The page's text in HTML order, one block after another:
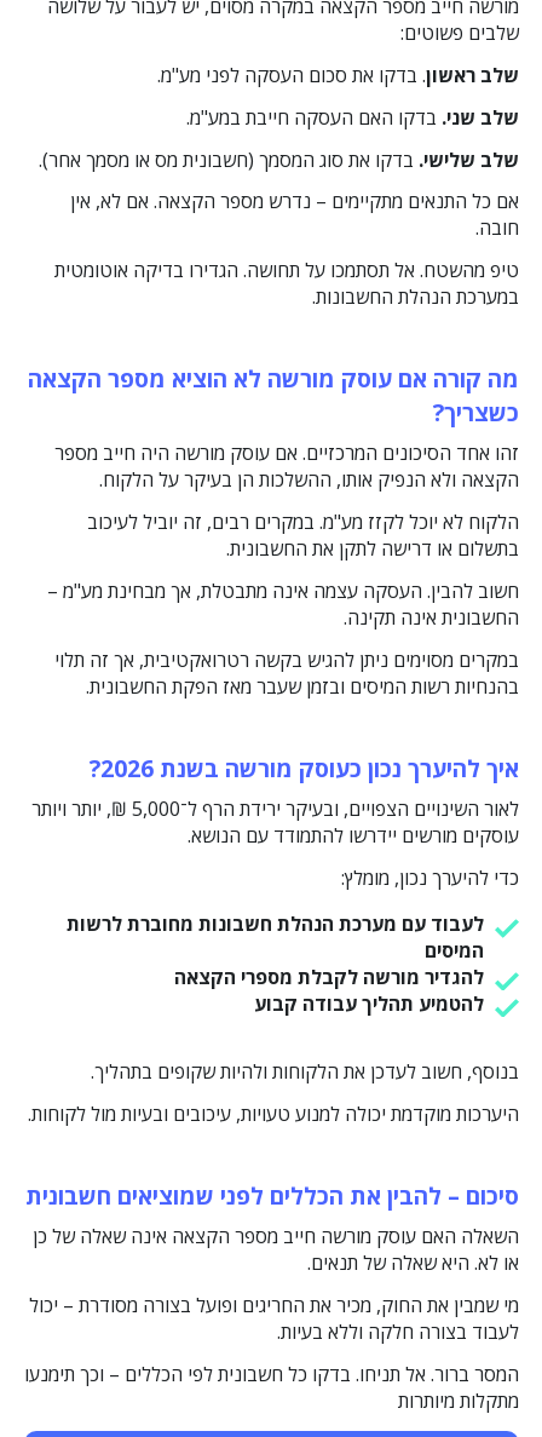
מורשה חייב מספר הקצאה במקרה מסוים, יש לעבור על שלושה
שלבים פשוטים:
שלב ראשון. בדקו את סכום העסקה לפני מע"מ.
שלב שני. בדקו האם העסקה חייבת במע"מ.
שלב שלישי. בדקו את סוג המסמך (חשבונית מס או מסמך אחר).
אם כל התנאים מתקיימים – נדרש מספר הקצאה. אם לא, אין
חובה.
טיפ מהשטח. אל תסתמכו על תחושה. הגדירו בדיקה אוטומטית
במערכת הנהלת החשבונות.
מה קורה אם עוסק מורשה לא הוציא מספר הקצאה
כשצריך?
זהו אחד הסיכונים המרכזיים. אם עוסק מורשה היה חייב מספר
הקצאה ולא הנפיק אותו, ההשלכות הן בעיקר על הלקוח.
הלקוח לא יוכל לקזז מע"מ. במקרים רבים, זה יוביל לעיכוב
בתשלום או דרישה לתקן את החשבונית.
חשוב להבין. העסקה עצמה אינה מתבטלת, אך מבחינת מע"מ –
החשבונית אינה תקינה.
במקרים מסוימים ניתן להגיש בקשה רטרואקטיבית, אך זה תלוי
בהנחיות רשות המיסים ובזמן שעבר מאז הפקת החשבונית.
איך להיערך נכון כעוסק מורשה בשנת 2026?
לאור השינויים הצפויים, ובעיקר ירידת הרף ל־5,000 ₪, יותר ויותר
עוסקים מורשים יידרשו להתמודד עם הנושא.
כדי להיערך נכון, מומלץ:
לעבוד עם מערכת הנהלת חשבונות מחוברת לרשות
המיסים
להגדיר מורשה לקבלת מספרי הקצאה
להטמיע תהליך עבודה קבוע
בנוסף, חשוב לעדכן את הלקוחות ולהיות שקופים בתהליך.
היערכות מוקדמת יכולה למנוע טעויות, עיכובים ובעיות מול לקוחות.
סיכום – להבין את הכללים לפני שמוציאים חשבונית
השאלה האם עוסק מורשה חייב מספר הקצאה אינה שאלה של כן
או לא. היא שאלה של תנאים.
מי שמבין את החוק, מכיר את החריגים ופועל בצורה מסודרת – יכול
לעבוד בצורה חלקה וללא בעיות.
המסר ברור. אל תניחו. בדקו כל חשבונית לפי הכללים – וכך תימנעו
מתקלות מיותרות